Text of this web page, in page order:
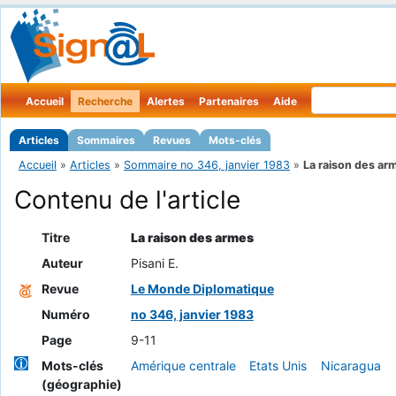
Accueil Recherche
Articles Sommaires Revues Mots-clés
Alertes Partenaires Aide
Accueil » Articles » Sommaire no 346, janvier 1983 » La raison des
Contenu de l'article
Titre
La raison des armes
Auteur
Pisani E.
Revue
Le Monde Diplomatique
Numéro
no 346, janvier 1983
Page
9-11
Mots-clés
(géographie)
Amérique centrale Etats Unis Nicaragua